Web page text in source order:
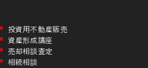
投資用不動産販売
資産形成講座
売却相談査定
相続相談